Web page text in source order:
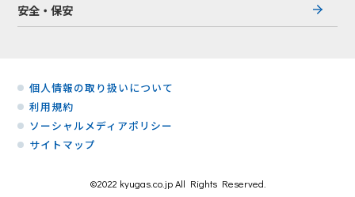
安全・保安
個人情報の取り扱いについて
利用規約
ソーシャルメディアポリシー
サイトマップ
©2022 kyugas.co.jp All Rights Reserved.